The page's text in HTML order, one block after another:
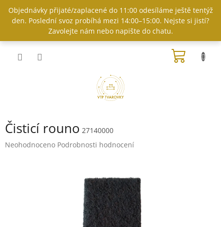
obsah
Objednávky přijaté/zaplacené do 11:00 odesíláme ještě tentýž
den. Poslední svoz probíhá mezi 14:00–15:00. Nejste si jistí?
Zavolejte nám nebo napište do chatu.
Čisticí rouno 27140000
Průměrné
Neohodnoceno Podrobnosti hodnocení